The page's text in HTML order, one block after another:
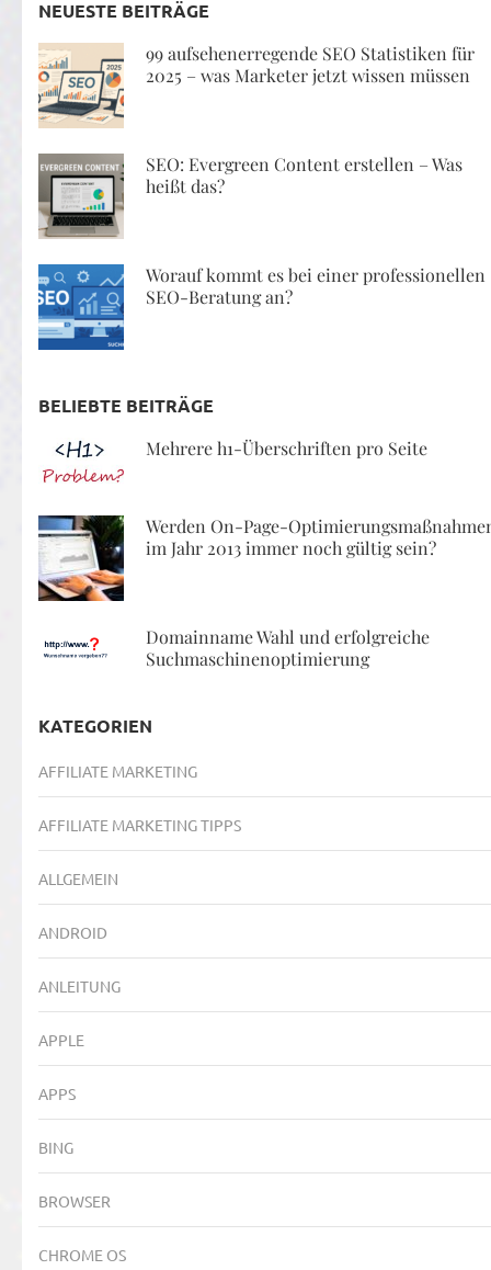
NEUESTE BEITRÄGE
99 aufsehenerregende SEO Statistiken für
2025 – was Marketer jetzt wissen müssen
SEO: Evergreen Content erstellen – Was
heißt das?
Worauf kommt es bei einer professionellen
SEO-Beratung an?
BELIEBTE BEITRÄGE
Mehrere h1-Überschriften pro Seite
Werden On-Page-
im Jahr 2013 immer noch gültig sein?
Domainname Wahl und erfolgreiche
Suchmaschinenoptimierung
KATEGORIEN
AFFILIATE MARKETING
AFFILIATE MARKETING TIPPS
ALLGEMEIN
ANDROID
ANLEITUNG
APPLE
APPS
BING
BROWSER
CHROME OS